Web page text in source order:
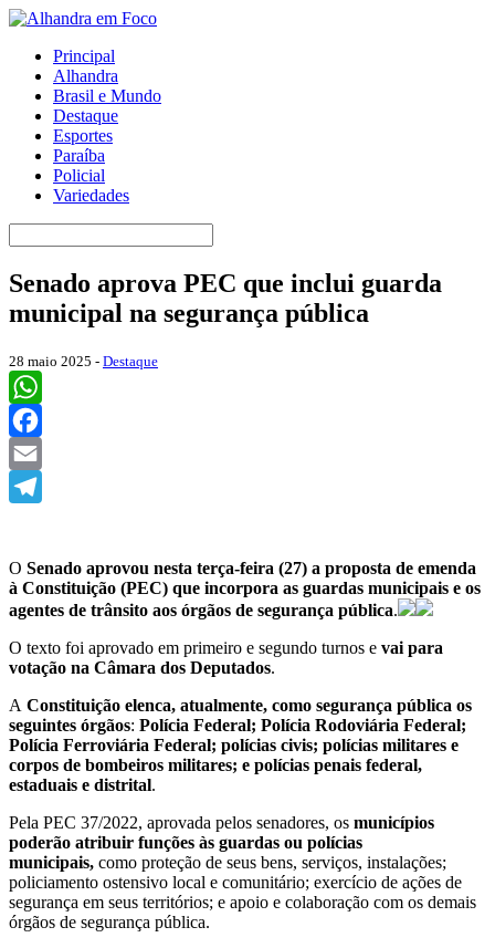
Principal
Alhandra
Brasil e Mundo
Destaque
Esportes
Paraíba
Policial
Variedades
Senado aprova PEC que inclui guarda
municipal na segurança pública
28 maio 2025 - Destaque
WhatsApp
Facebook
Email
O Senado aprovou nesta terça-feira (27) a proposta de emenda
à Constituição (PEC) que incorpora as guardas municipais e os
agentes de trânsito aos órgãos de segurança pública.
O texto foi aprovado em primeiro e segundo turnos e vai para
votação na Câmara dos Deputados.
A Constituição elenca, atualmente, como segurança pública os
seguintes órgãos: Polícia Federal; Polícia Rodoviária Federal;
Polícia Ferroviária Federal; polícias civis; polícias militares e
corpos de bombeiros militares; e polícias penais federal,
estaduais e distrital.
Pela PEC 37/2022, aprovada pelos senadores, os municípios
poderão atribuir funções às guardas ou polícias
municipais, como proteção de seus bens, serviços, instalações;
policiamento ostensivo local e comunitário; exercício de ações de
segurança em seus territórios; e apoio e colaboração com os demais
órgãos de segurança pública.